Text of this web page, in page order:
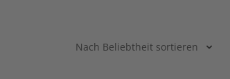
Nach Beliebtheit sortieren